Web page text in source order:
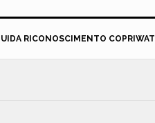
RICONOSCIMENTO